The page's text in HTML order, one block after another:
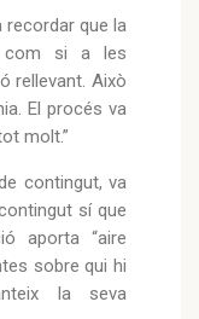
recordar que la
com si a les
rellevant. Això
El procés va
molt.”
contingut, va
sí que
aporta “aire
sobre qui hi
la seva